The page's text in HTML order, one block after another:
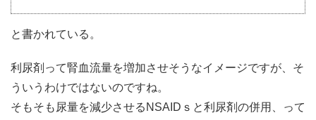
と書かれている。
利尿剤って腎血流量を増加させそうなイメージですが、そ
ういうわけではないのですね。
そもそも尿量を減少させるNSAIDｓと利尿剤の併用、って